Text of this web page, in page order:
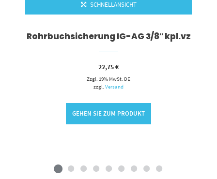
SCHNELLANSICHT
Rohrbuchsicherung IG-AG 3/8″ kpl.vz
22,75€
Zzgl. 19% MwSt. DE
zzgl.Versand
GEHEN SIE ZUM PRODUKT